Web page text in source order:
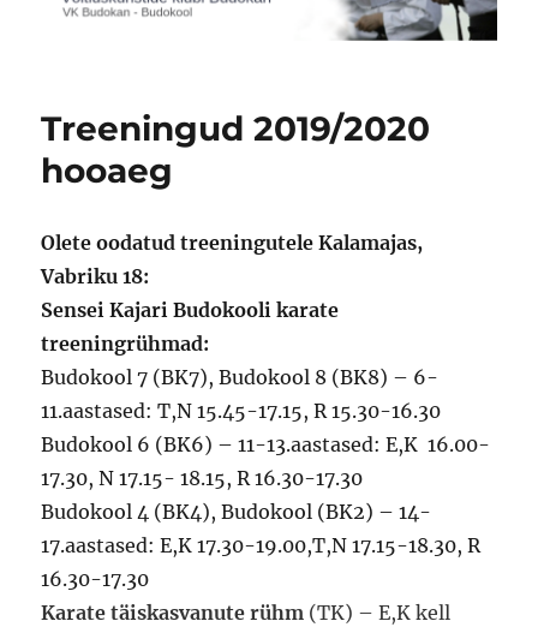
Treeningud 2019/2020
hooaeg
Olete oodatud treeningutele Kalamajas,
Vabriku 18:
Sensei Kajari Budokooli karate
treeningrühmad:
Budokool 7 (BK7), Budokool 8 (BK8) – 6-
11.aastased: T,N 15.45-17.15, R 15.30-16.30
Budokool 6 (BK6) – 11-13.aastased: E,K 16.00-
17.30, N 17.15- 18.15, R 16.30-17.30
Budokool 4 (BK4), Budokool (BK2) – 14-
17.aastased: E,K 17.30-19.00,T,N 17.15-18.30, R
16.30-17.30
Karate täiskasvanute rühm (TK) – E,K kell